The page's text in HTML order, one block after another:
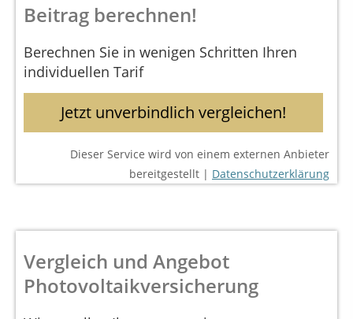
Beitrag berechnen!
Berechnen Sie in wenigen Schritten Ihren
individuellen Tarif
Jetzt unverbindlich vergleichen!
Dieser Service wird von einem externen Anbieter
bereitgestellt | Datenschutzerklärung
Vergleich und Angebot
Photovoltaikversicherung